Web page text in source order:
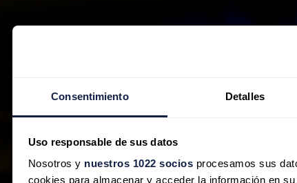
Consentimiento Detalles
Uso responsable de sus datos
Nosotros y nuestros 1022 socios procesamos sus
cookies para almacenar y acceder la información en